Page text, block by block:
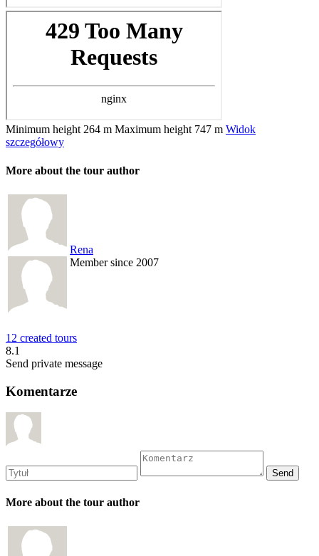
Minimum height 264 m Maximum height 747 m Widok
szczegółowy
More about the tour author
Rena
Member since 2007
12 created tours
8.1
Send private message
Komentarze
More about the tour author